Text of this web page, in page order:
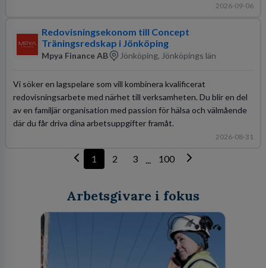
2026-09-06
Redovisningsekonom till Concept
Träningsredskap i Jönköping
Mpya Finance AB Jönköping, Jönköpings län
Vi söker en lagspelare som vill kombinera kvalificerat
redovisningsarbete med närhet till verksamheten. Du blir en del
av en familjär organisation med passion för hälsa och välmående
där du får driva dina arbetsuppgifter framåt.
2026-08-31
1 2 3 ... 100
Arbetsgivare i fokus